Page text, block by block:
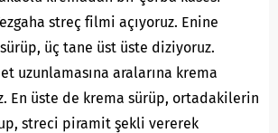
streç filmi açıyoruz. Enine
üç tane üst üste diziyoruz.
uzunlamasına aralarına krema
En üste de krema sürüp, ortadakilerin
streci piramit şekli vererek